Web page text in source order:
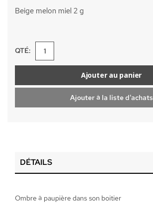
Beige melon miel 2 g
QTÉ:
Ajouter au panier
Ajouter à la liste d'achats
DÉTAILS
Ombre à paupière dans son boitier